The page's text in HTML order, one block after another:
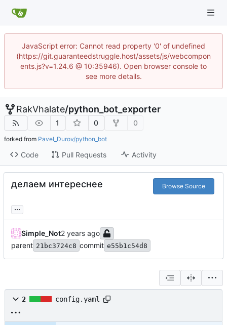
JavaScript error: Cannot read property '0' of undefined
(https://git.guaranteedstruggle.host/assets/js/webcompon
ents.js?v=1.24.6 @ 10:35946). Open browser console to
see more details.
RakVhalate/python_bot_exporter
1 0 0
forked from Pavel_Durov/python_bot
Code Pull Requests Activity
делаем интереснее Browse Source
...
Simple_Not
parent 21bc3724c8 commit e55b1c54d8
2 config.yaml